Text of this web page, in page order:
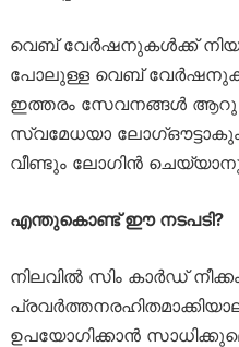
വെബ് വേർഷനുകൾക്ക്
പോലുള്ള വെബ്
ഇത്തരം സേവനങ്ങൾ ആറു
സ്വമേധയാ
വീണ്ടും ലോഗിൻ
എന്തുകൊണ്ട് ഈ നടപടി?
നിലവിൽ സിം കാർഡ്
ഉപയോഗിക്കാൻ